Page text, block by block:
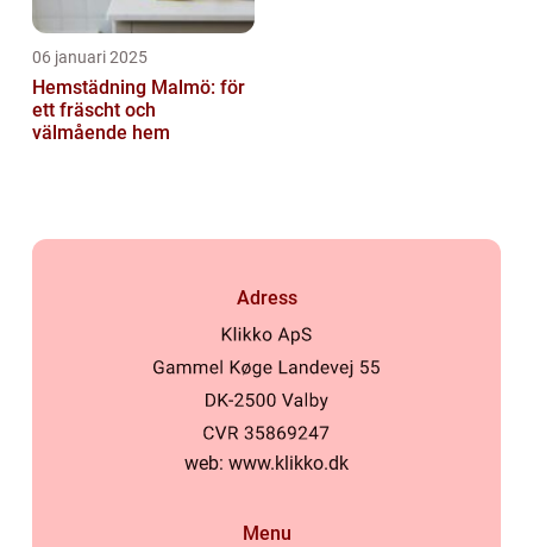
06 januari 2025
Hemstädning Malmö: för
ett fräscht och
välmående hem
Adress
web: www.klikko.dk
Menu